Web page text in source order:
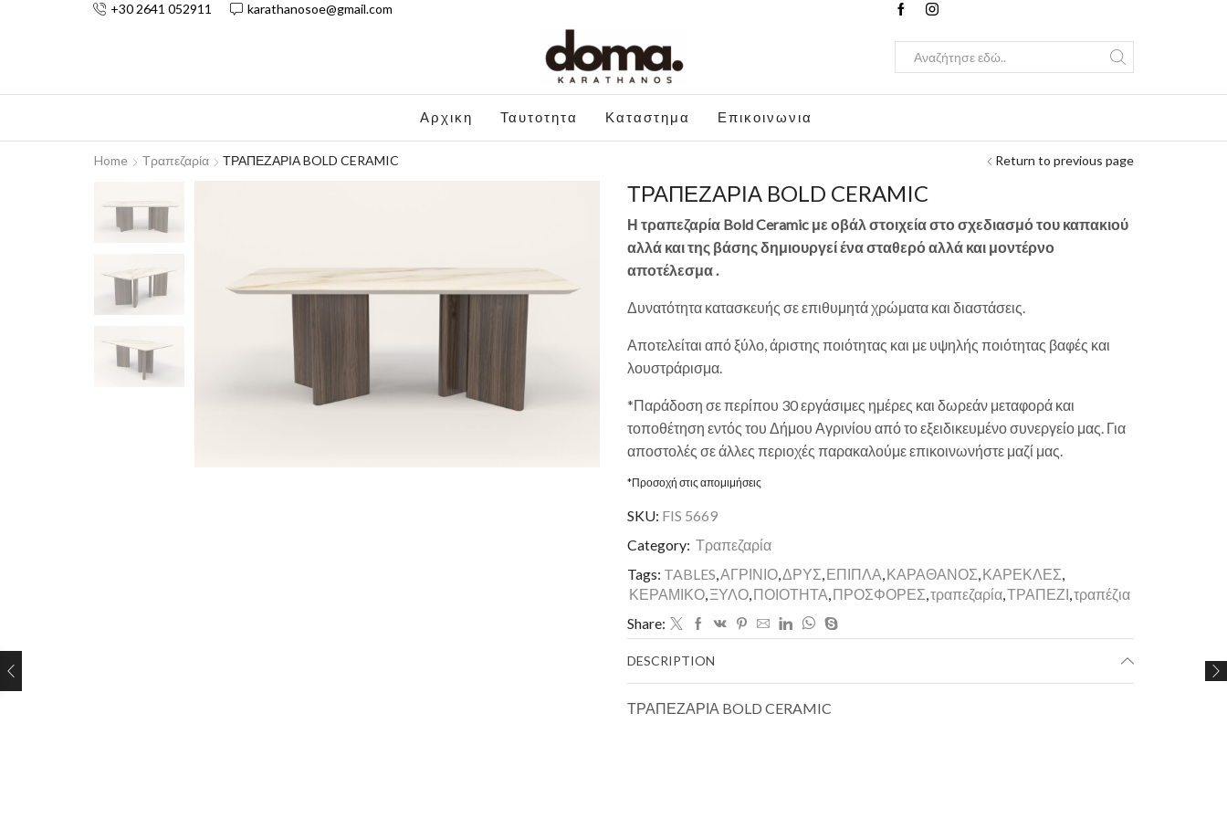
+30 2641 052911 karathanosoe@gmail.com
Αρχικη Ταυτοτητα Καταστημα Επικοινωνια
Home Τραπεζαρία ΤΡΑΠΕΖΑΡΙΑ BOLD CERAMIC Return to previous page
ΤΡΑΠΕΖΑΡΙΑ BOLD CERAMIC
Η τραπεζαρία Bold Ceramic με οβάλ στοιχεία στο σχεδιασμό του καπακιού
αλλά και της βάσης δημιουργεί ένα σταθερό αλλά και μοντέρνο
αποτέλεσμα .
Δυνατότητα κατασκευής σε επιθυμητά χρώματα και διαστάσεις.
Αποτελείται από ξύλο, άριστης ποιότητας και με υψηλής ποιότητας βαφές και
λουστράρισμα.
*Παράδοση σε περίπου 30 εργάσιμες ημέρες και δωρεάν μεταφορά και
τοποθέτηση εντός του Δήμου Αγρινίου από το εξειδικευμένο συνεργείο μας. Για
αποστολές σε άλλες περιοχές παρακαλούμε επικοινωνήστε μαζί μας.
*Προσοχή στις απομιμήσεις
SKU: FIS 5669
Category: Τραπεζαρία
Tags: TABLES ΑΓΡΙΝΙΟ ΔΡΥΣ ΕΠΙΠΛΑ ΚΑΡΑΘΑΝΟΣ ΚΑΡΕΚΛΕΣ
ΚΕΡΑΜΙΚΟ ΞΥΛΟ ΠΟΙΟΤΗΤΑ ΠΡΟΣΦΟΡΕΣ τραπεζαρία ΤΡΑΠΕΖΙ τραπέζια
Share:
DESCRIPTION
ΤΡΑΠΕΖΑΡΙΑ BOLD CERAMIC